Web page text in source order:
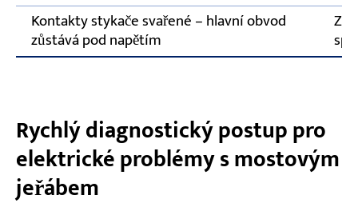
Kontakty stykače svařené – hlavní obvod
zůstává pod napětím
Rychlý diagnostický postup pro
elektrické problémy s mostovým
jeřábem